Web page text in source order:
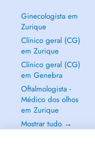
Ginecologista em
Zurique
Clínico geral (CG)
em Zurique
Clínico geral (CG)
em Genebra
Oftalmologista -
Médico dos olhos
em Zurique
Mostrar tudo →